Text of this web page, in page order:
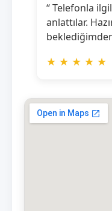
“ Telefonla
anlattılar.
★ ★ ★ ★ ★